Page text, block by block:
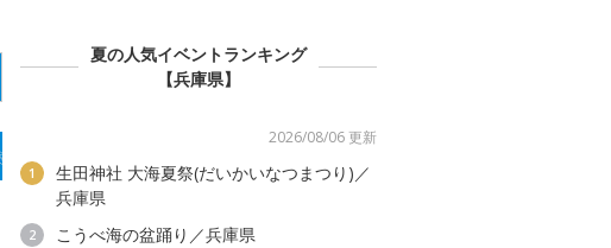
夏の人気イベントランキング
【兵庫県】
2026/08/06 更新
1
生田神社 大海夏祭(だいかいなつまつり)／
兵庫県
2 こうべ海の盆踊り／兵庫県